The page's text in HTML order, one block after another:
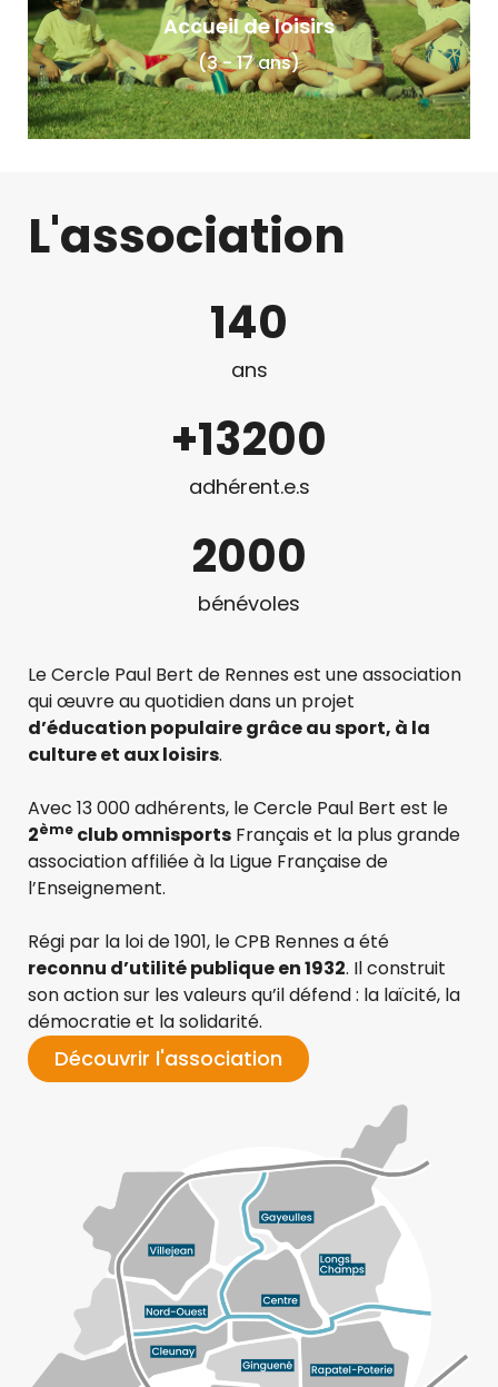
Accueil de loisirs
(3 - 17 ans)
L'association
ans
140
adhérent.e.s
+13200
bénévoles
2000
Le Cercle Paul Bert de Rennes est une association
qui œuvre au quotidien dans un projet
d’éducation populaire grâce au sport, à la
culture et aux loisirs.
Avec 13 000 adhérents, le Cercle Paul Bert est le
2ème club omnisports Français et la plus grande
association affiliée à la Ligue Française de
l’Enseignement.
Régi par la loi de 1901, le CPB Rennes a été
reconnu d’utilité publique en 1932. Il construit
son action sur les valeurs qu’il défend : la laïcité, la
démocratie et la solidarité.
Découvrir l'association